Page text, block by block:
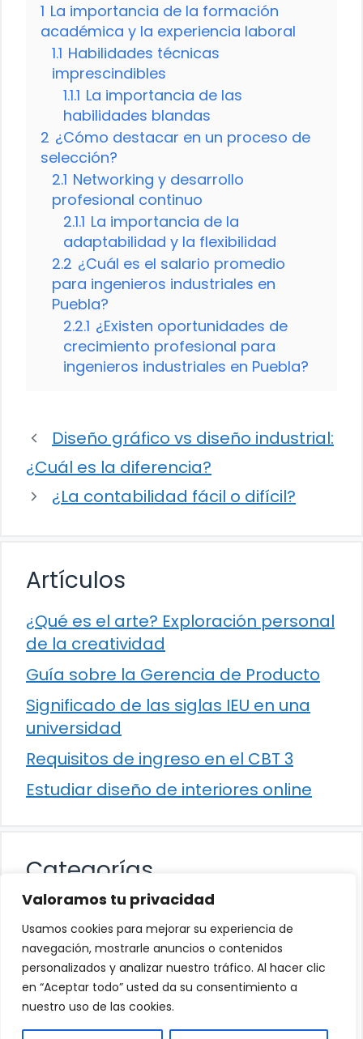
Valoramos tu privacidad
Usamos cookies para mejorar su experiencia de
navegación, mostrarle anuncios o contenidos
personalizados y analizar nuestro tráfico. Al hacer clic
en “Aceptar todo” usted da su consentimiento a
nuestro uso de las cookies.
1 La importancia de la formación
académica y la experiencia laboral
1.1 Habilidades técnicas
imprescindibles
1.1.1 La importancia de las
habilidades blandas
2 ¿Cómo destacar en un proceso de
selección?
2.1 Networking y desarrollo
profesional continuo
2.1.1 La importancia de la
adaptabilidad y la flexibilidad
2.2 ¿Cuál es el salario promedio
para ingenieros industriales en
Puebla?
2.2.1 ¿Existen oportunidades de
crecimiento profesional para
ingenieros industriales en Puebla?
Diseño gráfico vs diseño industrial:
¿Cuál es la diferencia?
¿La contabilidad fácil o difícil?
Artículos
¿Qué es el arte? Exploración personal
de la creatividad
Guía sobre la Gerencia de Producto
Significado de las siglas IEU en una
universidad
Requisitos de ingreso en el CBT 3
Estudiar diseño de interiores online
Categorías
Cultura
Educación
Eventos
Trabajo